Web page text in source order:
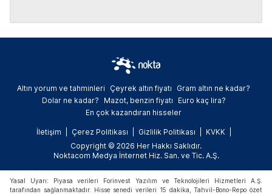
Altın yorum ve tahminleri Çeyrek altın fiyatı
Gram altın ne kadar?
Dolar ne kadar?
Mazot, benzin fiyatı
Euro kaç lira?
En çok kazandıran hisseler
İletişim Çerez Politikası Gizlilik Politikası
KVKK
Copyright © 2026 Her Hakkı Saklıdır.
Noktacom Medya İnternet Hiz. San. ve Tic. A.Ş.
Yasal Uyarı: Piyasa verileri Forinvest Yazılım ve Teknolojileri Hizmetleri A.Ş.
tarafından sağlanmaktadır. Hisse senedi verileri 15 dakika, Tahvil-Bono-Repo özet